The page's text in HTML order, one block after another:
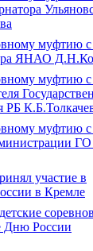
муфтию
ЯНАО
муфтию
РБ
муфтию
участие в
в Кремле
Дню России